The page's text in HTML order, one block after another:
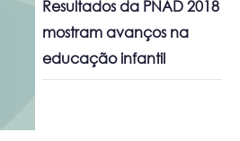
Resultados da PNAD 2018
mostram avanços na
educação infantil